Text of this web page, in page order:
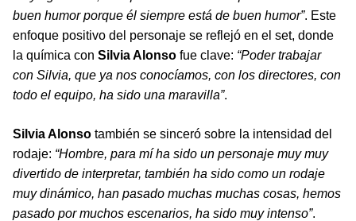
buen humor porque él siempre está de buen humor”. Este
enfoque positivo del personaje se reflejó en el set, donde
la química con Silvia Alonso fue clave: “Poder trabajar
con Silvia, que ya nos conocíamos, con los directores, con
todo el equipo, ha sido una maravilla”.
Silvia Alonso también se sinceró sobre la intensidad del
rodaje: “Hombre, para mí ha sido un personaje muy muy
divertido de interpretar, también ha sido como un rodaje
muy dinámico, han pasado muchas muchas cosas, hemos
pasado por muchos escenarios, ha sido muy intenso”.